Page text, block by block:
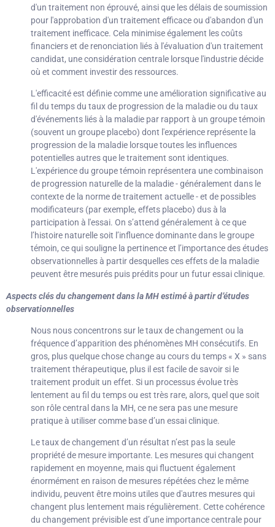
d'un traitement non éprouvé, ainsi que les délais de soumission
pour l'approbation d'un traitement efficace ou d'abandon d'un
traitement inefficace. Cela minimise également les coûts
financiers et de renonciation liés à l'évaluation d'un traitement
candidat, une considération centrale lorsque l'industrie décide
où et comment investir des ressources.
L'efficacité est définie comme une amélioration significative au
fil du temps du taux de progression de la maladie ou du taux
d'événements liés à la maladie par rapport à un groupe témoin
(souvent un groupe placebo) dont l'expérience représente la
progression de la maladie lorsque toutes les influences
potentielles autres que le traitement sont identiques.
L'expérience du groupe témoin représentera une combinaison
de progression naturelle de la maladie - généralement dans le
contexte de la norme de traitement actuelle - et de possibles
modificateurs (par exemple, effets placebo) dus à la
participation à l'essai. On s’attend généralement à ce que
l’histoire naturelle soit l’influence dominante dans le groupe
témoin, ce qui souligne la pertinence et l’importance des études
observationnelles à partir desquelles ces effets de la maladie
peuvent être mesurés puis prédits pour un futur essai clinique.
Aspects clés du changement dans la MH estimé à partir d’études
observationnelles
Nous nous concentrons sur le taux de changement ou la
fréquence d’apparition des phénomènes MH consécutifs. En
gros, plus quelque chose change au cours du temps « X » sans
traitement thérapeutique, plus il est facile de savoir si le
traitement produit un effet. Si un processus évolue très
lentement au fil du temps ou est très rare, alors, quel que soit
son rôle central dans la MH, ce ne sera pas une mesure
pratique à utiliser comme base d’un essai clinique.
Le taux de changement d’un résultat n’est pas la seule
propriété de mesure importante. Les mesures qui changent
rapidement en moyenne, mais qui fluctuent également
énormément en raison de mesures répétées chez le même
individu, peuvent être moins utiles que d'autres mesures qui
changent plus lentement mais régulièrement. Cette cohérence
du changement prévisible est d’une importance centrale pour